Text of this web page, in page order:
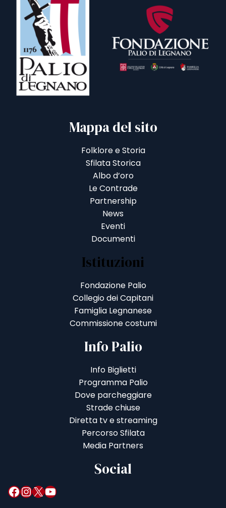
Mappa del sito
Folklore e Storia
Sfilata Storica
Albo d’oro
Le Contrade
Partnership
News
Eventi
Documenti
Istituzioni
Fondazione Palio
Collegio dei Capitani
Famiglia Legnanese
Commissione costumi
Info Palio
Info Biglietti
Programma Palio
Dove parcheggiare
Strade chiuse
Diretta tv e streaming
Percorso Sfilata
Media Partners
Social
Facebook InstagramX YouTube